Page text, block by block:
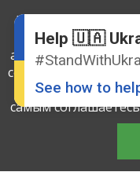
English
Russian
Ukrainian
Help 🇺🇦
See how to
Мы применяем
третьих лиц,
активности на
сервис
с сайтом.
самым